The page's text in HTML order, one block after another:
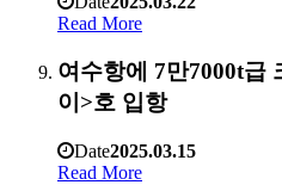
Read More
여수항에 7만7000t급
이>호 입항
Date2025.03.15
Read More